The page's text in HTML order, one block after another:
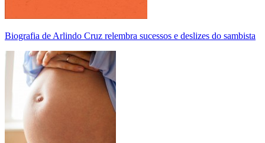
Biografia de Arlindo Cruz relembra sucessos e deslizes do sambista